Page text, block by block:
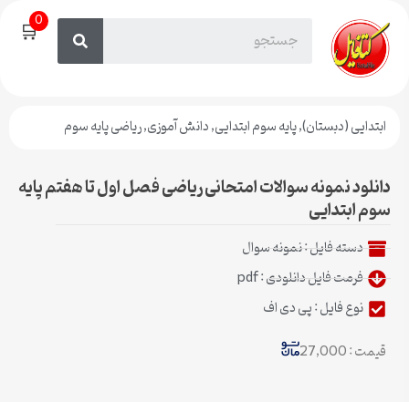
🛒0
ابتدایی (دبستان),پایه سوم ابتدایی,دانش آموزی,ریاضی پایه سوم
دانلود نمونه سوالات امتحانی ریاضی فصل اول تا هفتم پایه
سوم ابتدایی
دسته فایل :نمونه سوال
فرمت فایل دانلودی : pdf
نوع فایل : پی دی اف
قیمت : 27,000